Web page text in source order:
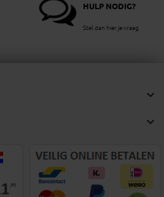
HULP NODIG?
Stel dan hier je vraag

